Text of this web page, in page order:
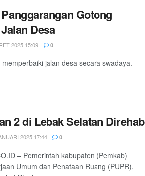
Gotong
Desa
2025 15:09 0
jalan desa secara swadaya.
2 di Lebak Selatan Direhab
2025 17:44 0
– Pemerintah kabupaten (Pemkab)
Umum dan Penataan Ruang (PUPR),